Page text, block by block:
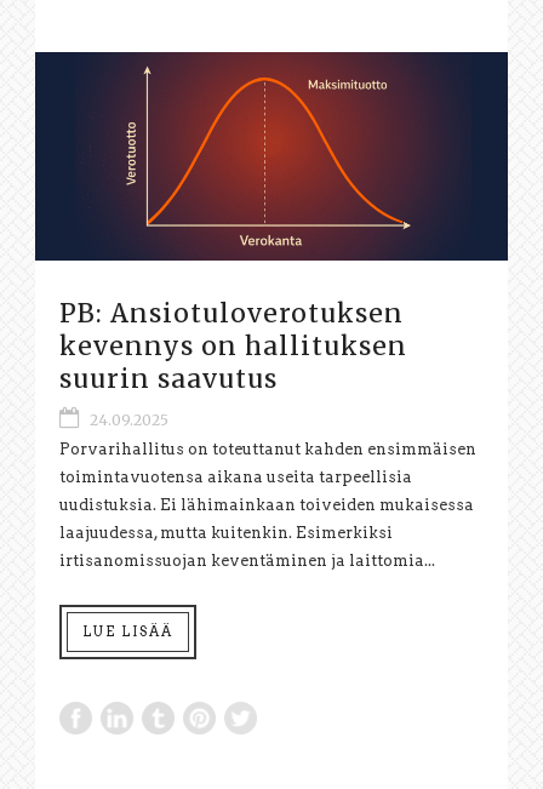
PB: Ansiotuloverotuksen
kevennys on hallituksen
suurin saavutus
24.09.2025
Porvarihallitus on toteuttanut kahden ensimmäisen
toimintavuotensa aikana useita tarpeellisia
uudistuksia. Ei lähimainkaan toiveiden mukaisessa
laajuudessa, mutta kuitenkin. Esimerkiksi
irtisanomissuojan keventäminen ja laittomia...
LUE LISÄÄ